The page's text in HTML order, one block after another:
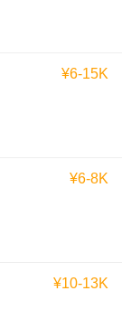
¥6-15K
¥6-8K
¥10-13K